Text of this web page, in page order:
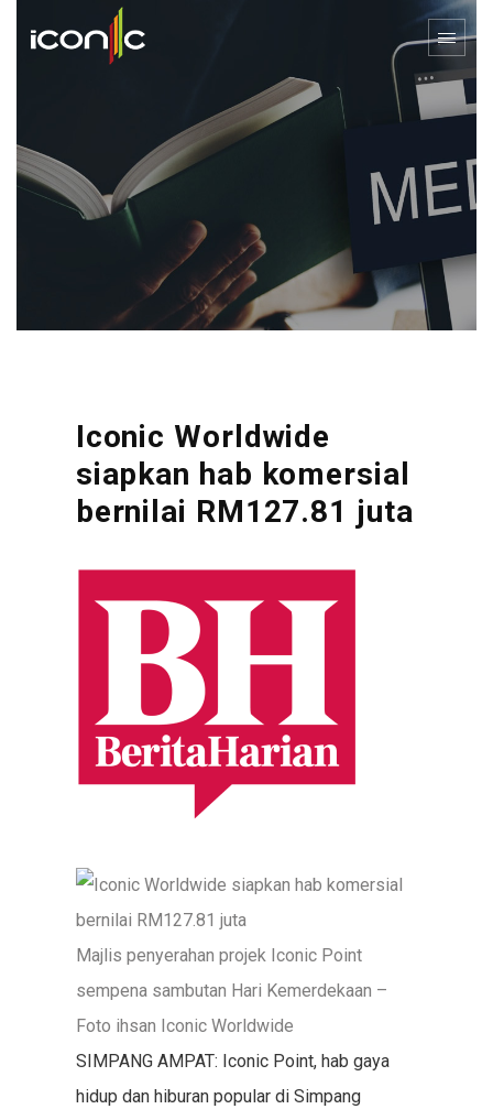
Iconic Worldwide
siapkan hab komersial
bernilai RM127.81 juta
Majlis penyerahan projek Iconic Point
sempena sambutan Hari Kemerdekaan –
Foto ihsan Iconic Worldwide
SIMPANG AMPAT: Iconic Point, hab gaya
hidup dan hiburan popular di Simpang